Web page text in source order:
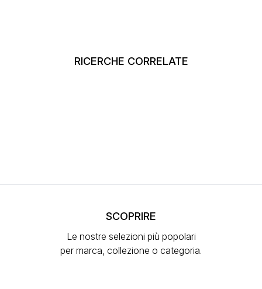
RICERCHE CORRELATE
SCOPRIRE
Le nostre selezioni più popolari
per marca, collezione o categoria.